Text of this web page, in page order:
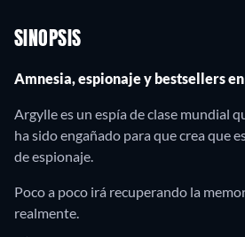
SINOPSIS
Amnesia, espionaje y bestsellers
Argylle es un espía de clase mundial
ha sido engañado para que crea que
de espionaje.
Poco a poco irá recuperando la
realmente.